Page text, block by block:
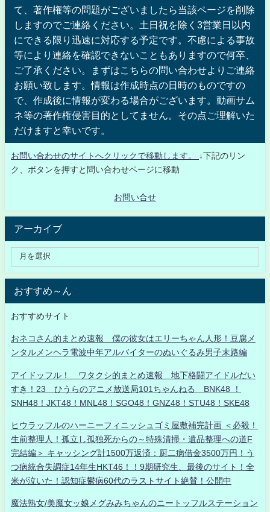
て、著作権等の問題がございましたら当該ページを削除
しますのでご連絡ください。土日祝を除く3営業日以内
にできる限り迅速に対応する予定です。不慮による事故
等により連絡を確認できないこともありますので何卒、
ご了承ください。まずはこちらの問い合わせよりご連絡
お願い致します。情報は作成時点の日時のものですの
で、作成後に情報が変わる場合がございます。動画サム
ネ等の著作権侵害目的としてません。その点ご理解いた
だけますと幸いです。
お問い合わせのサイトへクリックで移動します。
↓下記のリン
ク、ボタンを押すと問い合わせページに移動
お問い合せ
アーカイブ
おすすめ～ん
おすすめサイト
おネコさん的まとめ速報 僕の彼女はエリーちゃん人形！豆腐メ
ンタルメンヘラ電波中年アルバイターのぬいぐるみ男子末路編
アイドッフル！ ワタクシ的まとめ速報 地下格闘アイドルだい
すき！23 ひうらのアニメ放送局101ちゃんねる BNK48 ！
SNH48！JKT48！MNL48！SGO48！GNZ48！STU48！SKE48
ヒウラッフルのハーニーフィニッシュゴミ屋敷補完計画 ＜必殺！
生前整理人！孤立し孤独死からの～特殊清掃・遺品整理への道F
完結編＞ キャッシング計1500万返済：厨二病借金3500万円！う
つ病統合失調症14年生HKT46！！9期研究生、最後のサイト！全
米が泣いた！認知症鬱病60代のラストサイト絶賛！公開中
魔法熟女/美魔女ッ娘メグみみちゃんのニートッフルステーション